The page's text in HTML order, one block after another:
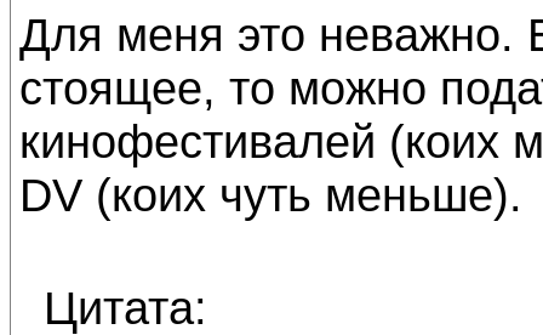
Для меня это неважно.
стоящее, то можно
кинофестивалей (коих
DV (коих чуть меньше).
Цитата: